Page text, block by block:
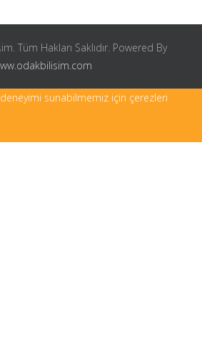
Tüm Hakları Saklıdır. Powered By
sunabilmemiz için çerezleri